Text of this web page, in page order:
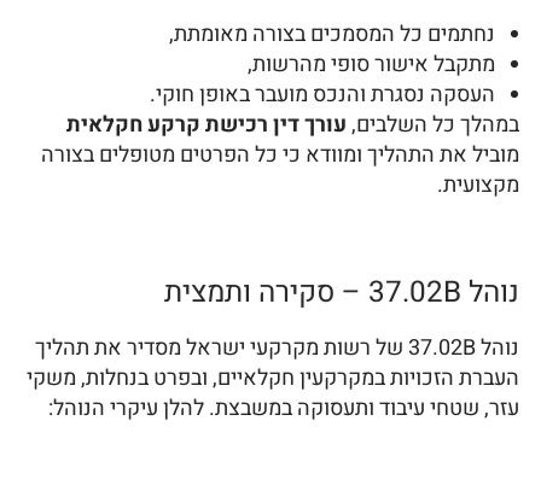
נחתמים כל המסמכים בצורה מאומתת,
מתקבל אישור סופי מהרשות,
העסקה נסגרת והנכס מועבר באופן חוקי.
במהלך כל השלבים,עורך דין רכישת קרקע חקלאית
מוביל את התהליך ומוודא כי כל הפרטים מטופלים בצורה
מקצועית.
נוהל 37.02B – סקירה ותמצית
נוהל 37.02B של רשות מקרקעי ישראל מסדיר את תהליך
העברת הזכויות במקרקעין חקלאיים, ובפרט בנחלות, משקי
עזר, שטחי עיבוד ותעסוקה במשבצת. להלן עיקרי הנוהל: